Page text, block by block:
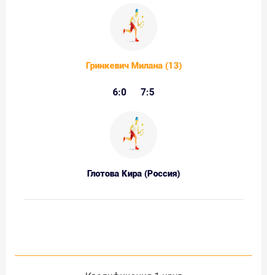
Гринкевич Милана (13)
6:0 7:5
Глотова Кира (Россия)